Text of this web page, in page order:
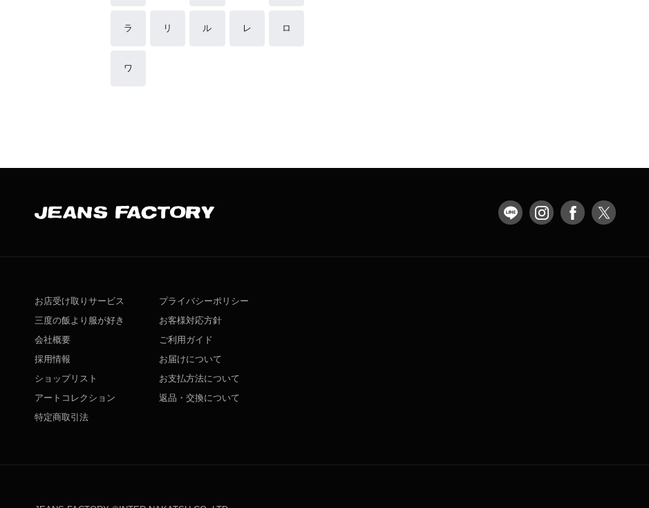
ラ リ ル レ ロ
ワ
お店受け取りサービス
三度の飯より服が好き
会社概要
採用情報
ショップリスト
アートコレクション
特定商取引法
プライバシーポリシー
お客様対応方針
ご利用ガイド
お届けについて
お支払方法について
返品・交換について